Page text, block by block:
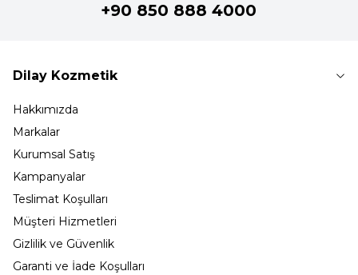
+90 850 888 4000
Dilay Kozmetik
Hakkımızda
Markalar
Kurumsal Satış
Kampanyalar
Teslimat Koşulları
Müşteri Hizmetleri
Gizlilik ve Güvenlik
Garanti ve İade Koşulları